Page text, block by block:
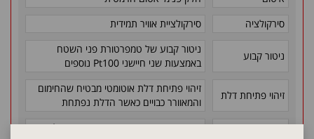
סירקולציה
סירקולציית אוויר תמידית
ניטור קבוע
ניטור קבוע של טמפרטורת פני השטח
באמצעות שני חיישני Pt100 נוספים
זיהוי פתיחת דלת
זיהוי פתיחת דלת אוטומטי מבטיח שהחימום
והמאוורר כבויים כאשר הדלת נפתחת
אספקת המתח מופסקת באמצעות גובלי